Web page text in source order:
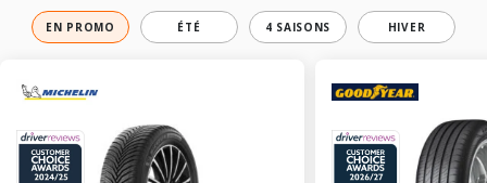
EN PROMO ÉTÉ 4 SAISONS HIVER